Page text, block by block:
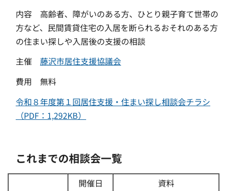
内容 高齢者、障がいのある方、ひとり親子育て世帯の
方など、民間賃貸住宅の入居を断られるおそれのある方
の住まい探しや入居後の支援の相談
主催 藤沢市居住支援協議会
費用 無料
令和８年度第１回居住支援・住まい探し相談会チラシ
（PDF：1,292KB）
これまでの相談会一覧
開催日
資料